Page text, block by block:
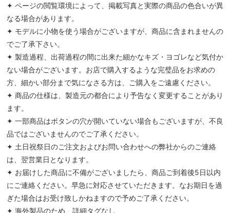
✦ ページの閲覧環境によって、掲載写真と実際の商品の色合いが異
なる場合があります。
✦ モデルに小物を使う場合がございますが、商品に含まれませんの
でご了承下さい。
✦ 製造過程、出荷過程の間に出来た細かなキズ・ヨゴレなど気付か
ない場合がございます。お店で購入するような完璧品をお求めの
方、細かい部分まで気になさる方は、ご購入をご遠慮ください。
✦ 商品の仕様は、製造元の都合により予告なく変更することがあり
ます。
✦ 一部商品はボタンの穴が開いていない場合もございますが、不良
品ではございませんのでご了承ください。
✦ 土日祝祭日のご注文およびお問い合わせへの弊社からのご連絡
は、翌営業日となります。
✦ お届けした商品に不備がございましたら、商品ご到着後5日以内
にご連絡ください。早急に対応させていただきます。なお期日を過
ぎた場合はお受け致しかねますので予めご了承ください。
✦ 海外製品のため、詳細タグなし